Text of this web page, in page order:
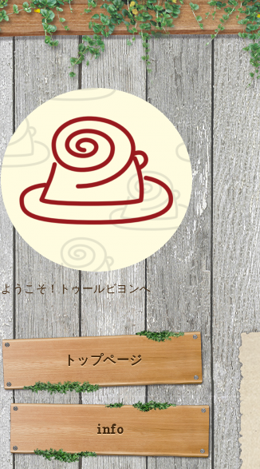
ようこそ！トゥールビヨンへ
トップページ
info